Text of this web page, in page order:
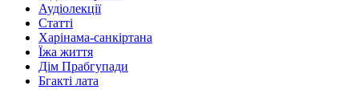
Аудіолекції
Статті
Харінама-санкіртана
Їжа життя
Дім Прабгупади
Бгакті лата